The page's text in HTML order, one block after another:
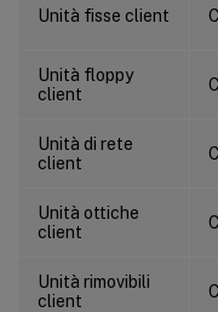
Unità fisse client
Unità floppy
client
Unità di rete
client
Unità ottiche
client
Unità rimovibili
client